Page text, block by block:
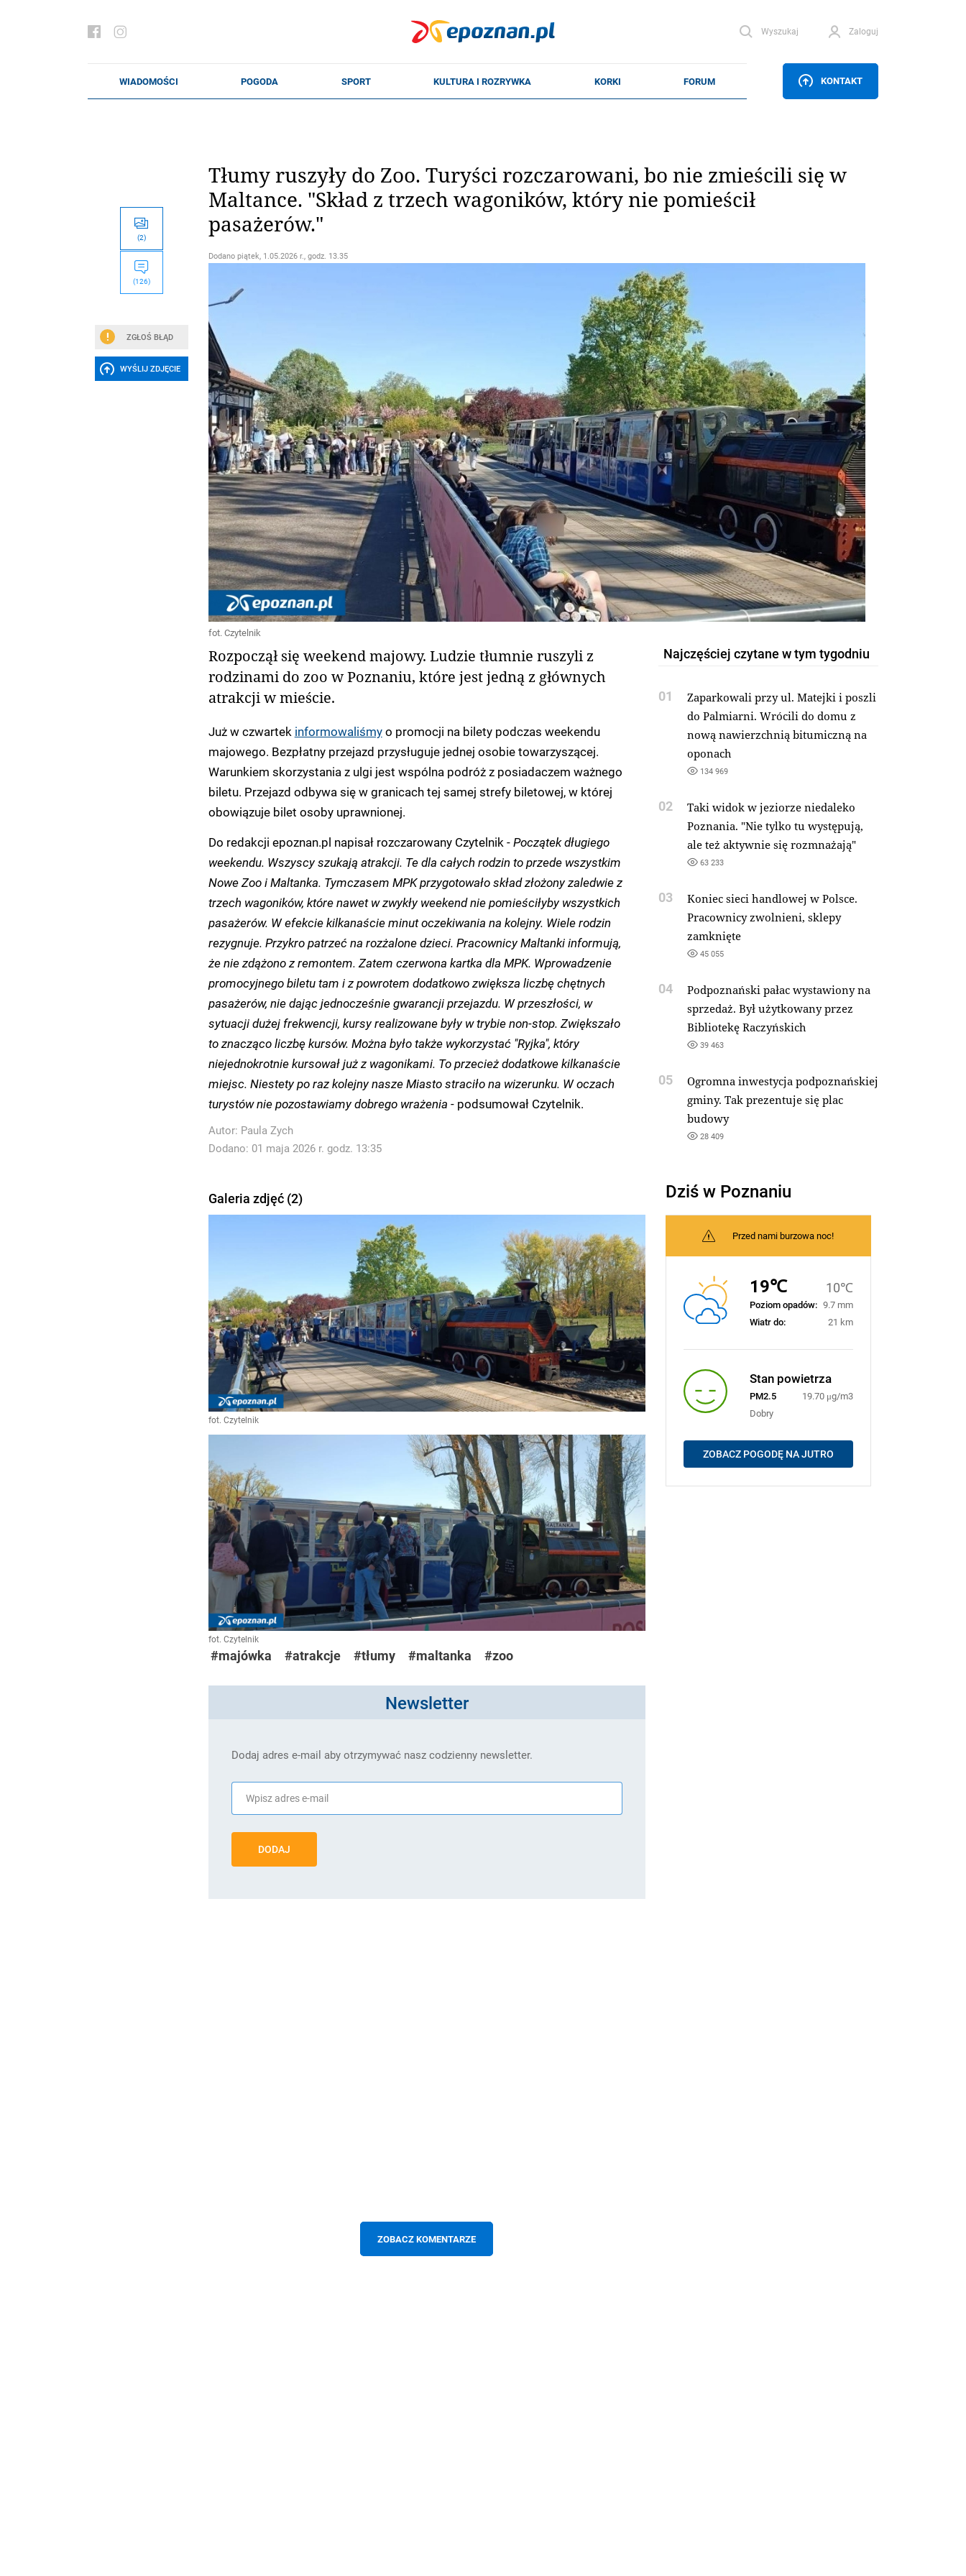
Wyszukaj Zaloguj
KONTAKT
(2)
(126)
ZGŁOŚ BŁĄD
WYŚLIJ ZDJĘCIE
Tłumy ruszyły do Zoo. Turyści rozczarowani, bo nie zmieścili się w
Maltance. "Skład z trzech wagoników, który nie pomieścił
pasażerów."
Dodano piątek, 1.05.2026 r., godz. 13.35
fot. Czytelnik
Rozpoczął się weekend majowy. Ludzie tłumnie ruszyli z
rodzinami do zoo w Poznaniu, które jest jedną z głównych
atrakcji w mieście.
Już w czwartek informowaliśmyo promocji na bilety podczas weekendu
majowego. Bezpłatny przejazd przysługuje jednej osobie towarzyszącej.
Warunkiem skorzystania z ulgi jest wspólna podróż z posiadaczem ważnego
biletu. Przejazd odbywa się w granicach tej samej strefy biletowej, w której
obowiązuje bilet osoby uprawnionej.
Do redakcji epoznan.pl napisał rozczarowany Czytelnik -Początek długiego
weekendu. Wszyscy szukają atrakcji. Te dla całych rodzin to przede wszystkim
Nowe Zoo i Maltanka. Tymczasem MPK przygotowało skład złożony zaledwie z
trzech wagoników, które nawet w zwykły weekend nie pomieściłyby wszystkich
pasażerów. W efekcie kilkanaście minut oczekiwania na kolejny. Wiele rodzin
rezygnuje. Przykro patrzeć na rozżalone dzieci. Pracownicy Maltanki informują,
że nie zdążono z remontem. Zatem czerwona kartka dla MPK. Wprowadzenie
promocyjnego biletu tam i z powrotem dodatkowo zwiększa liczbę chętnych
pasażerów, nie dając jednocześnie gwarancji przejazdu. W przeszłości, w
sytuacji dużej frekwencji, kursy realizowane były w trybie non-stop. Zwiększało
to znacząco liczbę kursów. Można było także wykorzystać "Ryjka", który
niejednokrotnie kursował już z wagonikami. To przecież dodatkowe kilkanaście
miejsc. Niestety po raz kolejny nasze Miasto straciło na wizerunku. W oczach
turystów nie pozostawiamy dobrego wrażenia - podsumował Czytelnik.
Autor: Paula Zych
Dodano: 01 maja 2026 r. godz. 13:35
Galeria zdjęć (2)
fot. Czytelnik
fot. Czytelnik
#majówka #atrakcje #tłumy #maltanka #zoo
Newsletter
Dodaj adres e-mail aby otrzymywać nasz codzienny newsletter.
DODAJ
ZOBACZ KOMENTARZE
Najczęściej czytane w tym tygodniu
01
Zaparkowali przy ul. Matejki i poszli
do Palmiarni. Wrócili do domu z
nową nawierzchnią bitumiczną na
oponach
134 969
02
Taki widok w jeziorze niedaleko
Poznania. "Nie tylko tu występują,
ale też aktywnie się rozmnażają"
63 233
03
Koniec sieci handlowej w Polsce.
Pracownicy zwolnieni, sklepy
zamknięte
45 055
04
Podpoznański pałac wystawiony na
sprzedaż. Był użytkowany przez
Bibliotekę Raczyńskich
39 463
05
Ogromna inwestycja podpoznańskiej
gminy. Tak prezentuje się plac
budowy
28 409
Dziś w Poznaniu
Przed nami burzowa noc!
19℃ 10℃
Poziom opadów: 9.7 mm
Wiatr do:
21 km
Stan powietrza
PM2.5
19.70 μg/m3
Dobry
ZOBACZ POGODĘ NA JUTRO